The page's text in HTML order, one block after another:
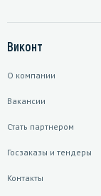
Виконт
О компании
Вакансии
Стать партнером
Госзаказы и тендеры
Контакты